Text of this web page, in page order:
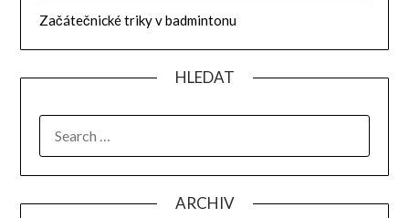
Začátečnické triky v badmintonu
HLEDAT
FOR:
ARCHIV